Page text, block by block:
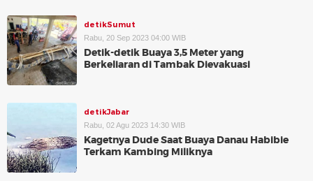
detikSumut
Rabu, 20 Sep 2023 04:00 WIB
Detik-detik Buaya 3,5 Meter yang
Berkeliaran di Tambak Dievakuasi
detikJabar
Rabu, 02 Agu 2023 14:30 WIB
Kagetnya Dude Saat Buaya Danau Habibie
Terkam Kambing Miliknya